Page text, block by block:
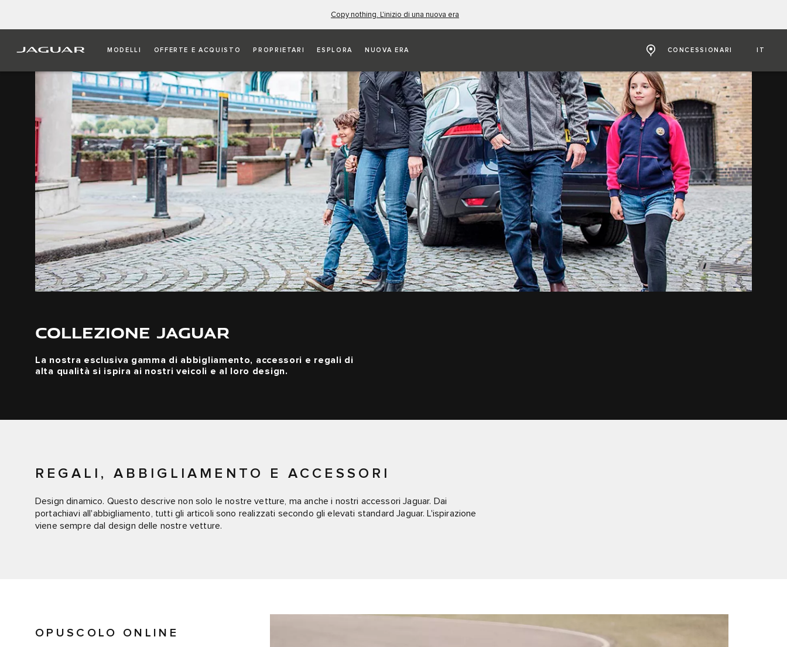
Copy nothing. L'inizio di una nuova era
MODELLI OFFERTE E ACQUISTO PROPRIETARI ESPLORA NUOVA ERA CONCESSIONARI IT
COLLEZIONE JAGUAR
La nostra esclusiva gamma di abbigliamento, accessori e regali di
alta qualità si ispira ai nostri veicoli e al loro design.
REGALI, ABBIGLIAMENTO E ACCESSORI
Design dinamico. Questo descrive non solo le nostre vetture, ma anche i nostri accessori Jaguar. Dai
portachiavi all'abbigliamento, tutti gli articoli sono realizzati secondo gli elevati standard Jaguar. L'ispirazione
viene sempre dal design delle nostre vetture.
OPUSCOLO ONLINE